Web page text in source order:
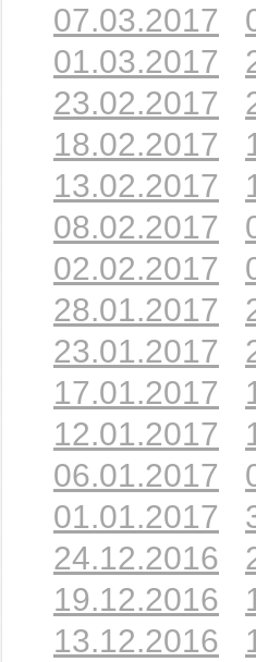
07.03.2017
01.03.2017
23.02.2017
18.02.2017
13.02.2017
08.02.2017
02.02.2017
28.01.2017
23.01.2017
17.01.2017
12.01.2017
06.01.2017
01.01.2017
24.12.2016
19.12.2016
13.12.2016